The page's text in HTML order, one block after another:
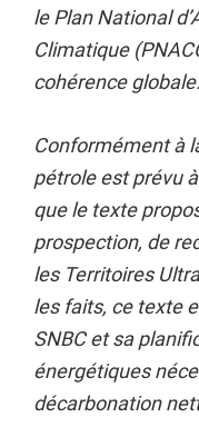
le Plan National
Climatique
cohérence globale.
Conformément à
pétrole est prévu
que le texte
prospection, de
les Territoires
les faits, ce texte
SNBC et sa
énergétiques
décarbonation